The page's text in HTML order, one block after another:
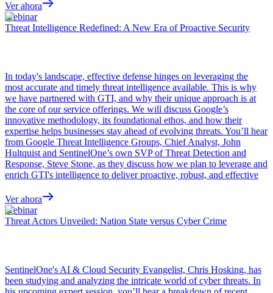
Ver ahora
Webinar
Threat Intelligence Redefined: A New Era of Proactive Security
In today's landscape, effective defense hinges on leveraging the
most accurate and timely threat intelligence available. This is why
we have partnered with GTI, and why their unique approach is at
the core of our service offerings. We will discuss Google’s
innovative methodology, its foundational ethos, and how their
expertise helps businesses stay ahead of evolving threats. You’ll hear
from Google Threat Intelligence Groups, Chief Analyst, John
Hultquist and SentinelOne’s own SVP of Threat Detection and
Response, Steve Stone, as they discuss how we plan to leverage and
enrich GTI's intelligence to deliver proactive, robust, and effective
Ver ahora
Webinar
Threat Actors Unveiled: Nation State versus Cyber Crime
SentinelOne's AI & Cloud Security Evangelist, Chris Hosking, has
been studying and analyzing the intricate world of cyber threats. In